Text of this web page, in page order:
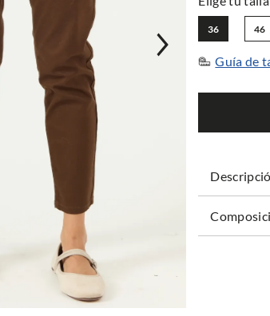
36 46
Guía de